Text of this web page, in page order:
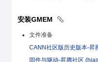
安装GMEM
文件准备
CANN社区版历史版本-昇
固件与驱动-昇腾社区